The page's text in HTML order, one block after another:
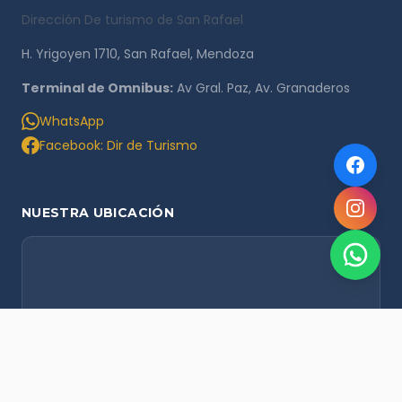
Dirección De turismo de San Rafael
H. Yrigoyen 1710, San Rafael, Mendoza
Terminal de Omnibus: Av Gral. Paz, Av. Granaderos
WhatsApp
Facebook: Dir de Turismo
NUESTRA UBICACIÓN